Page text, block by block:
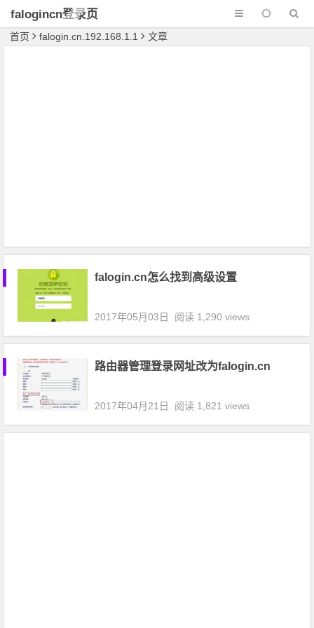
falogincn登录页
面
首页 falogin.cn.192.168.1.1 文章
falogin.cn怎么找到高级设置
2017年05月03日 阅读 1,290 views
路由器管理登录网址改为falogin.cn
2017年04月21日 阅读 1,821 views